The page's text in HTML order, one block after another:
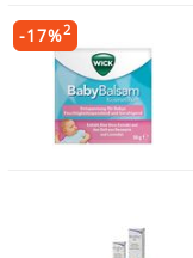
-17%2